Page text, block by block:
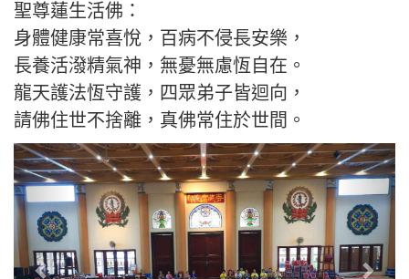
聖尊蓮生活佛：
身體健康常喜悅，百病不侵長安樂，
長養活潑精氣神，無憂無慮恆自在。
龍天護法恆守護，四眾弟子皆迴向，
請佛住世不捨離，真佛常住於世間。